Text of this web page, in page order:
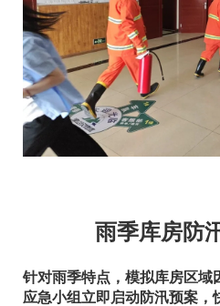
雨季库房防
针对雨季特点，模拟库房区域
应急小组立即启动防汛预案，